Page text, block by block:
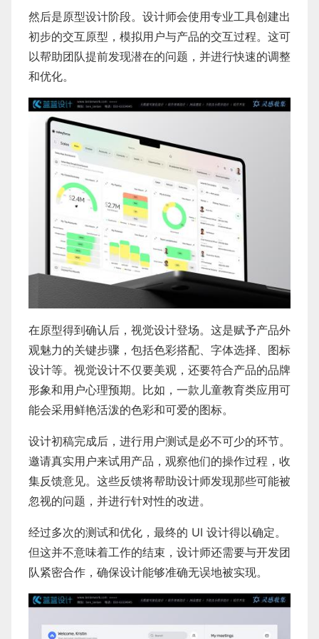
然后是原型设计阶段。设计师会使用专业工具创建出
初步的交互原型，模拟用户与产品的交互过程。这可
以帮助团队提前发现潜在的问题，并进行快速的调整
和优化。
在原型得到确认后，视觉设计登场。这是赋予产品外
观魅力的关键步骤，包括色彩搭配、字体选择、图标
设计等。视觉设计不仅要美观，还要符合产品的品牌
形象和用户心理预期。比如，一款儿童教育类应用可
能会采用鲜艳活泼的色彩和可爱的图标。
设计初稿完成后，进行用户测试是必不可少的环节。
邀请真实用户来试用产品，观察他们的操作过程，收
集反馈意见。这些反馈将帮助设计师发现那些可能被
忽视的问题，并进行针对性的改进。
经过多次的测试和优化，最终的 UI 设计得以确定。
但这并不意味着工作的结束，设计师还需要与开发团
队紧密合作，确保设计能够准确无误地被实现。